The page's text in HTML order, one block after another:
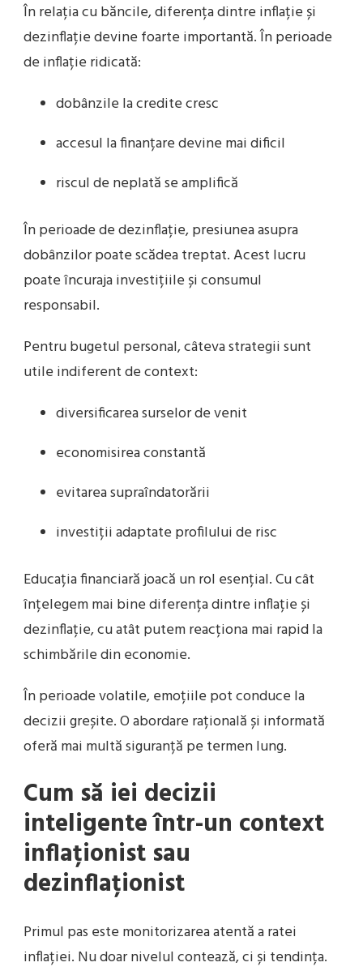
În relația cu băncile, diferența dintre inflație și
dezinflație devine foarte importantă. În perioade
de inflație ridicată:
dobânzile la credite cresc
accesul la finanțare devine mai dificil
riscul de neplată se amplifică
În perioade de dezinflație, presiunea asupra
dobânzilor poate scădea treptat. Acest lucru
poate încuraja investițiile și consumul
responsabil.
Pentru bugetul personal, câteva strategii sunt
utile indiferent de context:
diversificarea surselor de venit
economisirea constantă
evitarea supraîndatorării
investiții adaptate profilului de risc
Educația financiară joacă un rol esențial. Cu cât
înțelegem mai bine diferența dintre inflație și
dezinflație, cu atât putem reacționa mai rapid la
schimbările din economie.
În perioade volatile, emoțiile pot conduce la
decizii greșite. O abordare rațională și informată
oferă mai multă siguranță pe termen lung.
Cum să iei decizii
inteligente într-un context
inflaționist sau
dezinflaționist
Primul pas este monitorizarea atentă a ratei
inflației. Nu doar nivelul contează, ci și tendința.